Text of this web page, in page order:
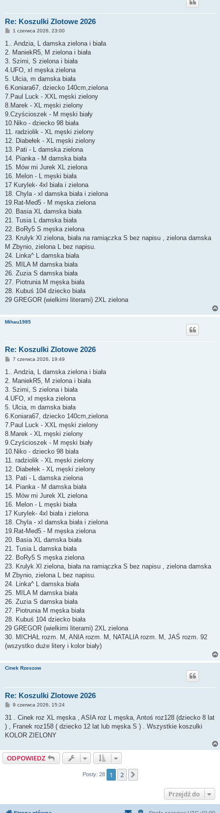
Re: Koszulki Zlotowe 2026
P1 czerwca 2026, 23:00
1.. Andzia, L damska zielona i biała
2. ManiekR5, M zielona i biała
3. Szimi, S zielona i biała
4.UFO, xl męska zielona
5. Ulcia, m damska biała
6.Koniara67, dziecko 140cm,zielona
7.Paul Luck - XXL męski zielony
8.Marek - XL męski zielony
9.Czyścioszek - M męski biały
10.Niko - dziecko 98 biała
11. radziolik - XL męski zielony
12. Diabełek - XL męski zielony
13. Pati - L damska zielona
14. Pianka - M damska biała
15. Mów mi Jurek XL zielona
16. Melon - L męski biała
17 Kurylek- 4xl biała i zielona
18. Chyla - xl damska biała i zielona
19.Rat-Med5 - M męska zielona
20. Basia XL damska biała
21. Tusia L damska biała
22. BoRy5 S męska zielona
23. Krulyk Xl zielona, biała na ramiączka S bez napisu , zielona damska
M Zbynio, zielona L bez napisu.
24. Linka^ L damska biała
25. MILA M damska biała
26. Zuzia S damska biała
27. Piotrunia M męska biała
28. Kubuś 104 dziecko biała
29 GREGOR (wielkimi literami) 2XL zielona
Mihau1985
Re: Koszulki Zlotowe 2026
P7 czerwca 2026, 19:49
1.. Andzia, L damska zielona i biała
2. ManiekR5, M zielona i biała
3. Szimi, S zielona i biała
4.UFO, xl męska zielona
5. Ulcia, m damska biała
6.Koniara67, dziecko 140cm,zielona
7.Paul Luck - XXL męski zielony
8.Marek - XL męski zielony
9.Czyścioszek - M męski biały
10.Niko - dziecko 98 biała
11. radziolik - XL męski zielony
12. Diabełek - XL męski zielony
13. Pati - L damska zielona
14. Pianka - M damska biała
15. Mów mi Jurek XL zielona
16. Melon - L męski biała
17 Kurylek- 4xl biała i zielona
18. Chyla - xl damska biała i zielona
19.Rat-Med5 - M męska zielona
20. Basia XL damska biała
21. Tusia L damska biała
22. BoRy5 S męska zielona
23. Krulyk Xl zielona, biała na ramiączka S bez napisu , zielona damska
M Zbynio, zielona L bez napisu.
24. Linka^ L damska biała
25. MILA M damska biała
26. Zuzia S damska biała
27. Piotrunia M męska biała
28. Kubuś 104 dziecko biała
29 GREGOR (wielkimi literami) 2XL zielona
30. MICHAŁ rozm. M, ANIA rozm. M, NATALIA rozm. M, JAŚ rozm. 92
(wszystko duże litery i kolor biały)
Cinek Rzeszow
Re: Koszulki Zlotowe 2026
P
s
9 czerwca 2026, 15:24
31 . Cinek roz XL męska , ASIA roz L męska, Antoś roz128 (dziecko 8 lat
) , Franek roz158 ( dziecko 12 lat lub męska S ) . Wszystkie koszulki
KOLOR ZIELONY
ODPOWIEDZ
Posty: 28 1 2
Przejdź do